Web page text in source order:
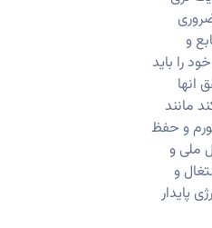
و
را باید
انها
مانند
و حفظ
ملی و
و
پایدار